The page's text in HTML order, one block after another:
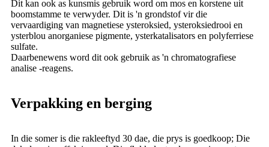
Dit kan ook as kunsmis gebruik word om mos en korstene uit
boomstamme te verwyder. Dit is 'n grondstof vir die
vervaardiging van magnetiese ysteroksied, ysteroksiedrooi en
ysterblou anorganiese pigmente, ysterkatalisators en polyferriese
sulfate.
Daarbenewens word dit ook gebruik as 'n chromatografiese
analise -reagens.
Verpakking en berging
In die somer is die rakleeftyd 30 dae, die prys is goedkoop; Die